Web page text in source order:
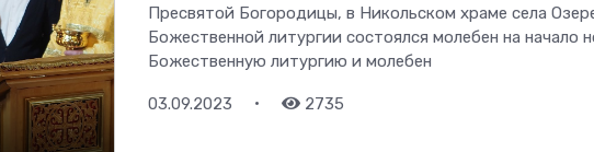
Пресвятой Богородицы, в Никольском храме села
Божественной литургии состоялся молебен на начало
Божественную литургию и молебен
03.09.2023 • 2735